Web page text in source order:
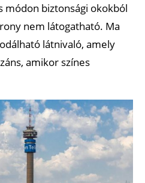
módon biztonsági okokból
nem látogatható. Ma
látnivaló, amely
amikor színes